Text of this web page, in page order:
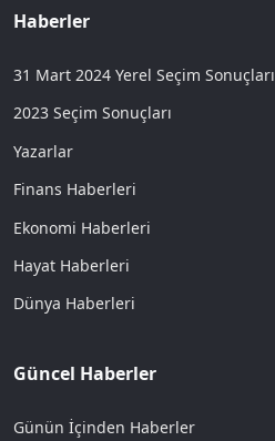
Haberler
31 Mart 2024 Yerel Seçim Sonuçları
2023 Seçim Sonuçları
Yazarlar
Finans Haberleri
Ekonomi Haberleri
Hayat Haberleri
Dünya Haberleri
Güncel Haberler
Günün İçinden Haberler